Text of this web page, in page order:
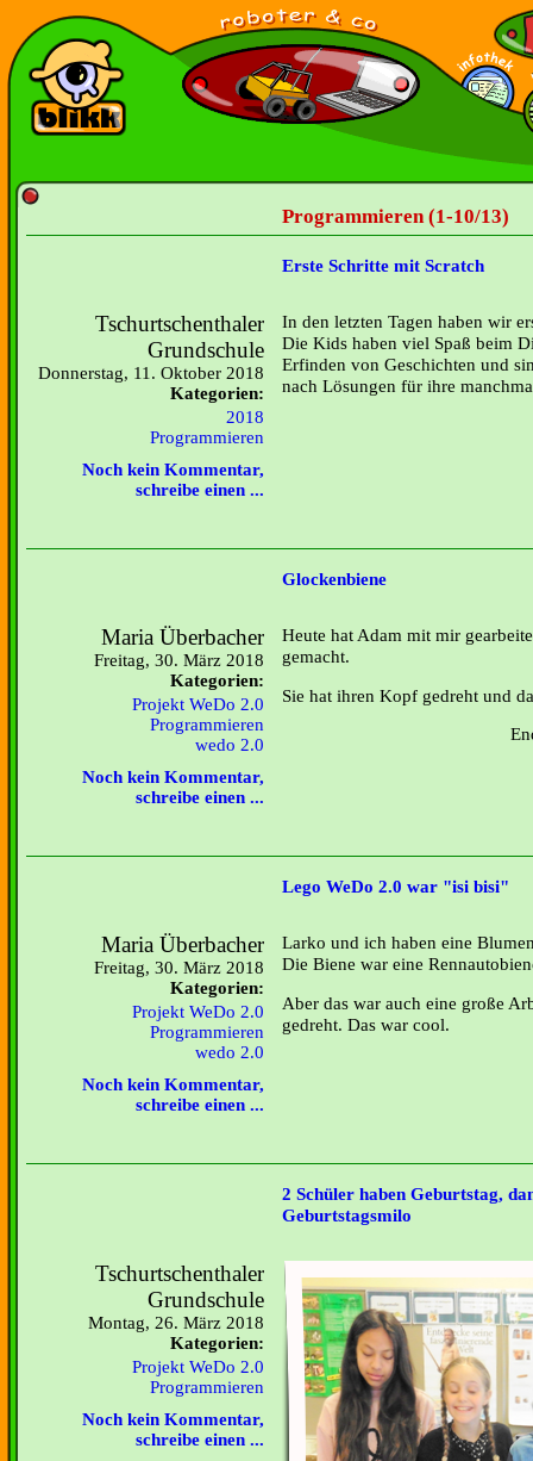
Programmieren (1-10/13)
Erste Schritte mit Scratch
Tschurtschenthaler
Grundschule
Donnerstag, 11. Oktober 2018
Kategorien:
2018
Programmieren
Noch kein Kommentar,
schreibe einen ...
In den letzten Tagen haben wir
Die Kids haben viel Spaß beim
Erfinden von Geschichten und
nach Lösungen für ihre
Glockenbiene
Maria Überbacher
Freitag, 30. März 2018
Kategorien:
Projekt WeDo 2.0
Programmieren
wedo 2.0
Noch kein Kommentar,
schreibe einen ...
Heute hat Adam mit mir
gemacht.
Sie hat ihren Kopf gedreht und
Lego WeDo 2.0 war "isi bisi"
Maria Überbacher
Freitag, 30. März 2018
Kategorien:
Projekt WeDo 2.0
Programmieren
wedo 2.0
Noch kein Kommentar,
schreibe einen ...
Larko und ich haben eine
Die Biene war eine
Aber das war auch eine große
gedreht. Das war cool.
2 Schüler haben Geburtstag,
Geburtstagsmilo
Tschurtschenthaler
Grundschule
Montag, 26. März 2018
Kategorien:
Projekt WeDo 2.0
Programmieren
Noch kein Kommentar,
schreibe einen ...